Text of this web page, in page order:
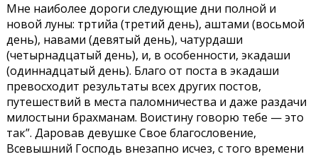
Мне наиболее дороги следующие дни полной и
новой луны: тртийа (третий день), аштами (восьмой
день), навами (девятый день), чатурдаши
(четырнадцатый день), и, в особенности, экадаши
(одиннадцатый день). Благо от поста в экадаши
превосходит результаты всех других постов,
путешествий в места паломничества и даже раздачи
милостыни брахманам. Воистину говорю тебе — это
так”. Даровав девушке Свое благословение,
Всевышний Господь внезапно исчез, с того времени